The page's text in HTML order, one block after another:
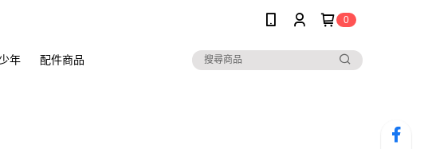
0
年 配件商品